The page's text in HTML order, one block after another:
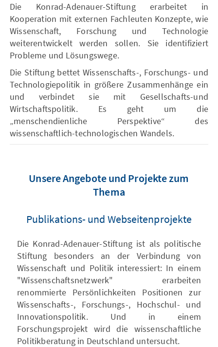
Die Konrad-Adenauer-Stiftung erarbeitet in
Kooperation mit externen Fachleuten Konzepte, wie
Wissenschaft, Forschung und Technologie
weiterentwickelt werden sollen. Sie identifiziert
Probleme und Lösungswege.
Die Stiftung bettet Wissenschafts-, Forschungs- und
Technologiepolitik in größere Zusammenhänge ein
und verbindet sie mit Gesellschafts-und
Wirtschaftspolitik. Es geht um die
„menschendienliche Perspektive“ des
wissenschaftlich-technologischen Wandels.
Unsere Angebote und Projekte zum
Thema
Publikations- und Webseitenprojekte
Die Konrad-Adenauer-Stiftung ist als politische
Stiftung besonders an der Verbindung von
Wissenschaft und Politik interessiert: In einem
"Wissenschaftsnetzwerk" erarbeiten
renommierte Persönlichkeiten Positionen zur
Wissenschafts-, Forschungs-, Hochschul- und
Innovationspolitik. Und in einem
Forschungsprojekt wird die wissenschaftliche
Politikberatung in Deutschland untersucht.